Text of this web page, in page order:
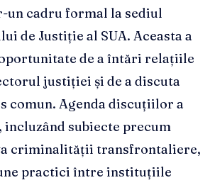
un cadru formal la sediul
de Justiție al SUA. Aceasta a
de a întări relațiile
justiției și de a discuta
comun. Agenda discuțiilor a
incluzând subiecte precum
criminalității transfrontaliere,
practici între instituțiile